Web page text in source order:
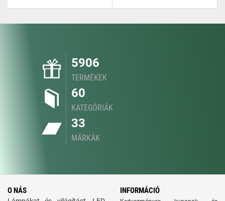
5906
TERMÉKEK
60
KATEGÓRIÁK
33
MÁRKÁK
O NÁS INFORMÁCIÓ